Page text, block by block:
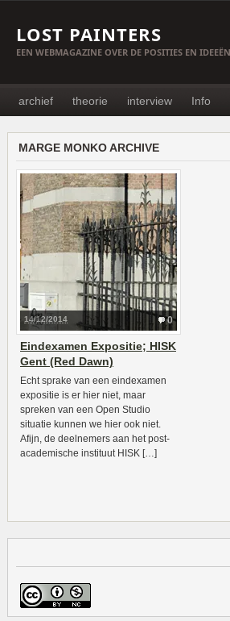
LOST PAINTERS
EEN WEBMAGAZINE OVER DE POSITIES EN
archief theorie interview Info
MARGE MONKO ARCHIVE
0
14/12/2014
Eindexamen Expositie; HISK
Gent (Red Dawn)
Echt sprake van een eindexamen
expositie is er hier niet, maar
spreken van een Open Studio
situatie kunnen we hier ook niet.
Afijn, de deelnemers aan het post-
academische instituut HISK […]